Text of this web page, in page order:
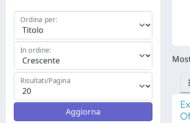
Ordina per:
In ordine:
Risultati/Pagina